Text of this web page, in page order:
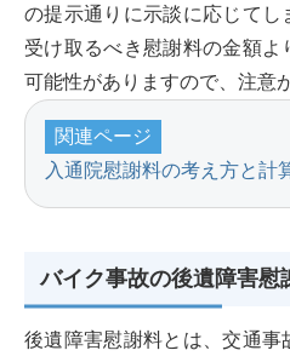
の提示通りに示談に応じて
受け取るべき慰謝料の金額よ
可能性がありますので、注意
関連ページ
入通院慰謝料の考え方と計
バイク事故の後遺障害慰
後遺障害慰謝料とは、交通事